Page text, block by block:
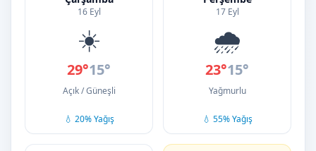
16 Eyl
☀️
29°15°
Açık / Güneşli
💧 20% Yağış
17 Eyl
🌧️
23°15°
Yağmurlu
💧 55% Yağış